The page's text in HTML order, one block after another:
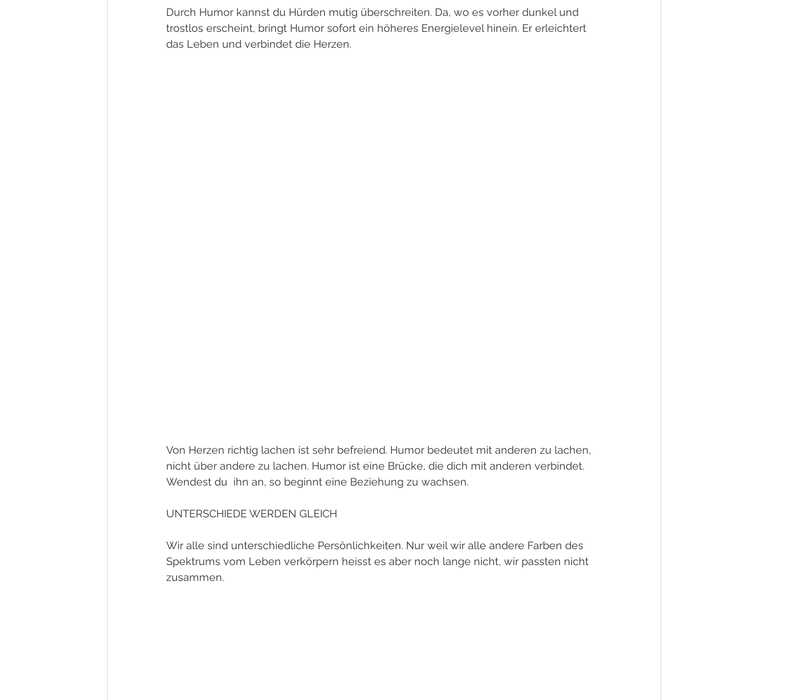
Durch Humor kannst du Hürden mutig überschreiten. Da, wo es vorher dunkel und
trostlos erscheint, bringt Humor sofort ein höheres Energielevel hinein. Er erleichtert
das Leben und verbindet die Herzen.
Von Herzen richtig lachen ist sehr befreiend. Humor bedeutet mit anderen zu lachen,
nicht über andere zu lachen. Humor ist eine Brücke, die dich mit anderen verbindet.
Wendest du  ihn an, so beginnt eine Beziehung zu wachsen.
UNTERSCHIEDE WERDEN GLEICH
Wir alle sind unterschiedliche Persönlichkeiten. Nur weil wir alle andere Farben des
Spektrums vom Leben verkörpern heisst es aber noch lange nicht, wir passten nicht
zusammen.